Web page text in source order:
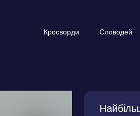
Кросворди Словодей